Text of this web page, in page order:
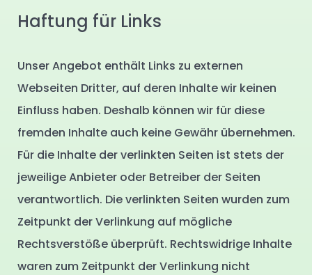
Haftung für Links
Unser Angebot enthält Links zu externen
Webseiten Dritter, auf deren Inhalte wir keinen
Einfluss haben. Deshalb können wir für diese
fremden Inhalte auch keine Gewähr übernehmen.
Für die Inhalte der verlinkten Seiten ist stets der
jeweilige Anbieter oder Betreiber der Seiten
verantwortlich. Die verlinkten Seiten wurden zum
Zeitpunkt der Verlinkung auf mögliche
Rechtsverstöße überprüft. Rechtswidrige Inhalte
waren zum Zeitpunkt der Verlinkung nicht